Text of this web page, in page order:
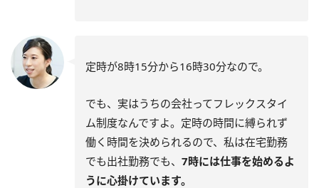
定時が8時15分から16時30分なので。
でも、実はうちの会社ってフレックスタイ
ム制度なんですよ。定時の時間に縛られず
働く時間を決められるので、私は在宅勤務
でも出社勤務でも、 7時には仕事を始めるよ
うに心掛けています。